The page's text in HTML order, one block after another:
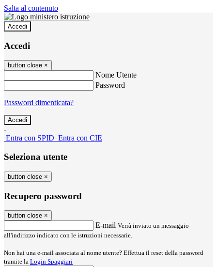
Salta al contenuto
Accedi
Accedi
button close ×
Nome Utente
Password
Password dimenticata?
-
Entra con SPID Entra con CIE
Seleziona utente
button close ×
Recupero password
button close ×
E-mail Verrà inviato un messaggio
all'indirizzo indicato con le istruzioni necessarie.
Non hai una e-mail associata al nome utente? Effettua il reset della password
tramite la Login Spaggiari